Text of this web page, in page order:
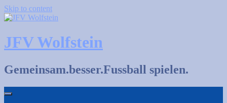
Skip to content
JFV Wolfstein
Gemeinsam.besser.Fussball spielen.